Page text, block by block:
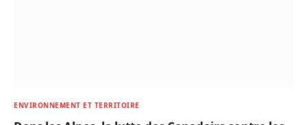
ENVIRONNEMENT ET TERRITOIRE